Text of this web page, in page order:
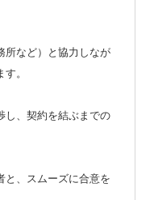
所など）と協力しなが
。
し、契約を結ぶまでの
と、スムーズに合意を